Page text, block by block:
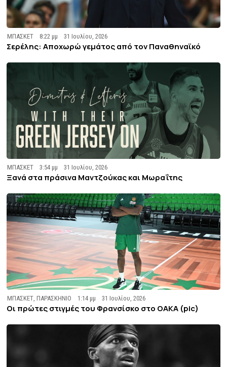
ΜΠΑΣΚΕΤ 8:22 μμ 31 Ιουλίου, 2026
Σερέλης: Αποχωρώ γεμάτος από τον Παναθηναϊκό
ΜΠΑΣΚΕΤ 3:54 μμ 31 Ιουλίου, 2026
Ξανά στα πράσινα Μαντζούκας και Μωραΐτης
ΜΠΑΣΚΕΤ,ΠΑΡΑΣΚΗΝΙΟ 1:14 μμ 31 Ιουλίου, 2026
Οι πρώτες στιγμές του Φρανσίσκο στο ΟΑΚΑ (pic)